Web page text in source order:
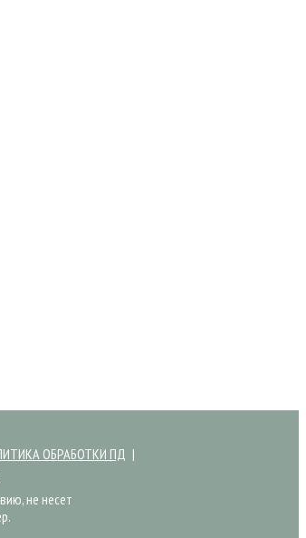
ОБРАБОТКИ ПД
не несет